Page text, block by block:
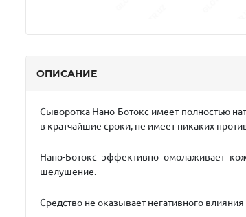
ОПИСАНИЕ
Сыворотка Нано-Ботокс имеет полностью
в кратчайшие сроки, не имеет никаких
Нано-Ботокс эффективно омолаживает
шелушение.
Средство не оказывает негативного